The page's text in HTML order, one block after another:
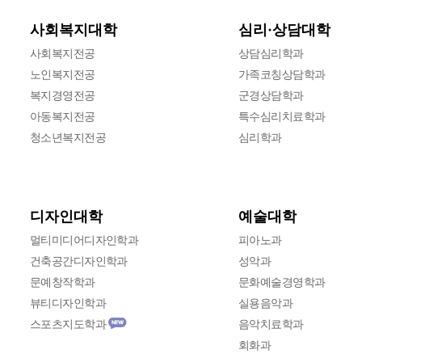
사회복지대학
사회복지전공
노인복지전공
복지경영전공
아동복지전공
청소년복지전공
심리·상담대학
상담심리학과
가족코칭상담학과
군경상담학과
특수심리치료학과
심리학과
디자인대학
멀티미디어디자인학과
건축공간디자인학과
문예창작학과
뷰티디자인학과
스포츠지도학과
예술대학
피아노과
성악과
문화예술경영학과
실용음악과
음악치료학과
회화과